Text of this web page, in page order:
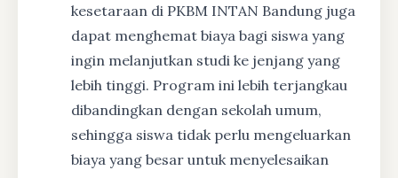
kesetaraan di PKBM INTAN Bandung juga
dapat menghemat biaya bagi siswa yang
ingin melanjutkan studi ke jenjang yang
lebih tinggi. Program ini lebih terjangkau
dibandingkan dengan sekolah umum,
sehingga siswa tidak perlu mengeluarkan
biaya yang besar untuk menyelesaikan